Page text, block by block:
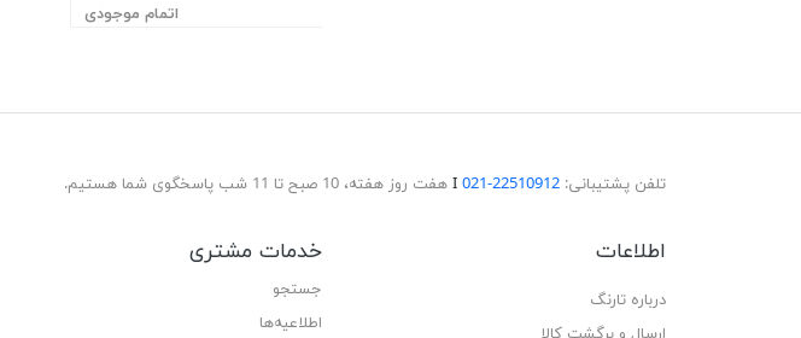
اتمام موجودی
تلفن پشتیبانی:22510912-021
Ι هفت روز هفته، 10 صبح تا 11 شب پاسخگوی شما هستیم.
اطلاعات
درباره تارنگ
خدمات مشتری
جستجو
اطلاعیه‌ها